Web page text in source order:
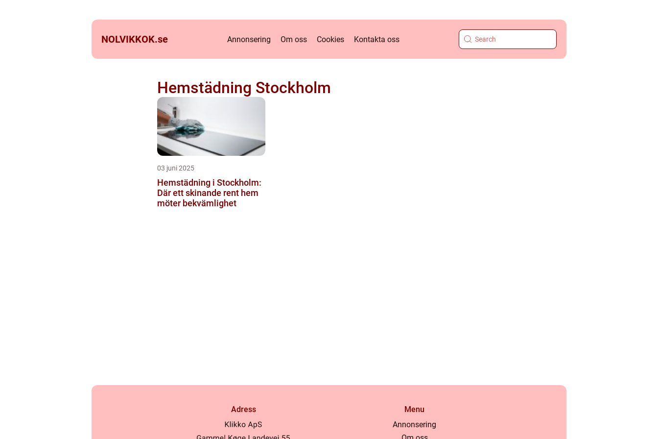
NOLVIKKOK.se Annonsering Om oss Cookies Kontakta oss
Hemstädning Stockholm
03 juni 2025
Hemstädning i Stockholm:
Där ett skinande rent hem
möter bekvämlighet
Adress
Menu
Annonsering